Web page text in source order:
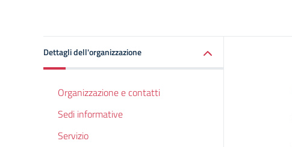
Dettagli dell'organizzazione
Organizzazione e contatti
Sedi informative
Servizio